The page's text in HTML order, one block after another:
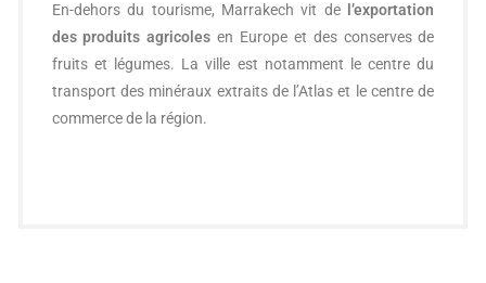
En-dehors du tourisme, Marrakech vit de
l’exportation
des produits agricoles en Europe et des conserves de
fruits et légumes. La ville est notamment le centre du
transport des minéraux extraits de l’Atlas et le centre de
commerce de la région.